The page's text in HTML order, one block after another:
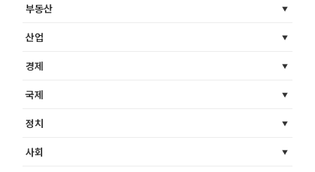
부동산
산업
경제
국제
정치
사회